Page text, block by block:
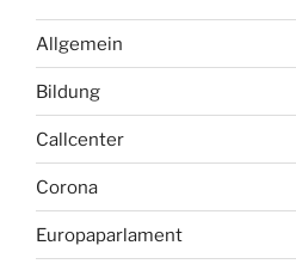
Allgemein
Bildung
Callcenter
Corona
Europaparlament